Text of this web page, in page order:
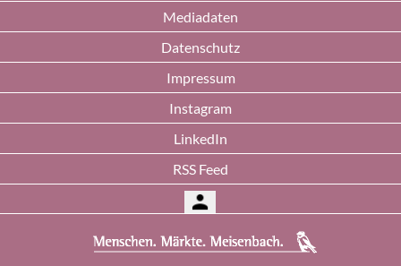
Mediadaten
Datenschutz
Impressum
Instagram
LinkedIn
RSS Feed